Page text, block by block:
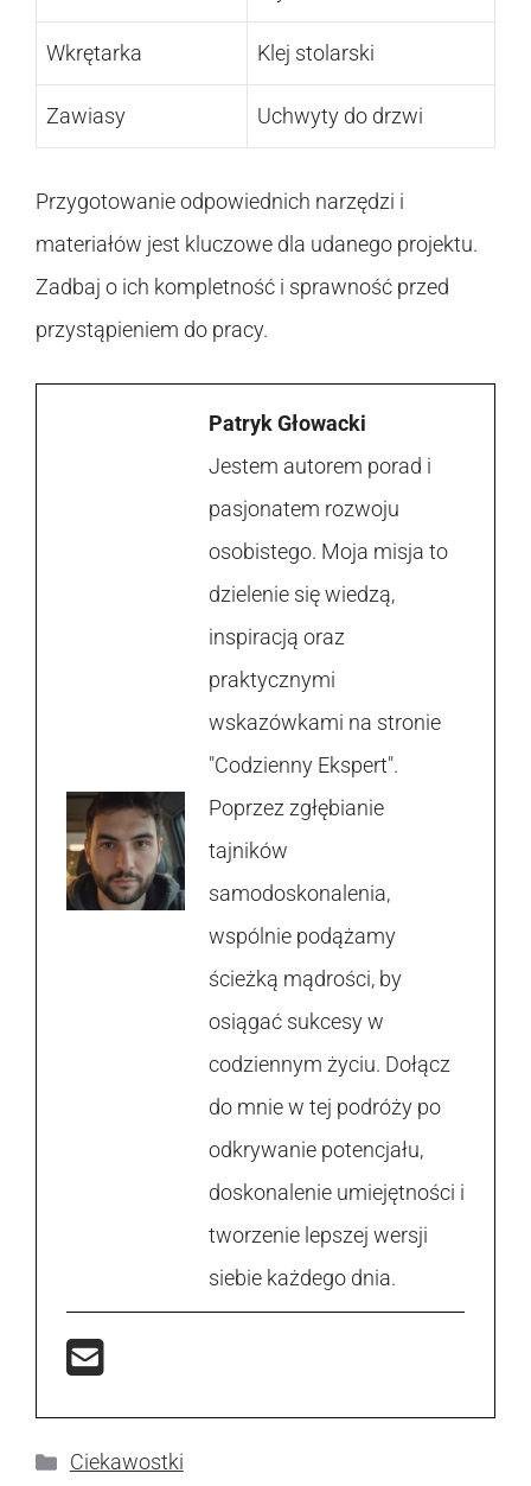
Wkrętarka Klej stolarski
Zawiasy Uchwyty do drzwi
Przygotowanie odpowiednich narzędzi i
materiałów jest kluczowe dla udanego projektu.
Zadbaj o ich kompletność i sprawność przed
przystąpieniem do pracy.
Patryk Głowacki
Jestem autorem porad i
pasjonatem rozwoju
osobistego. Moja misja to
dzielenie się wiedzą,
inspiracją oraz
praktycznymi
wskazówkami na stronie
"Codzienny Ekspert".
Poprzez zgłębianie
tajników
samodoskonalenia,
wspólnie podążamy
ścieżką mądrości, by
osiągać sukcesy w
codziennym życiu. Dołącz
do mnie w tej podróży po
odkrywanie potencjału,
doskonalenie umiejętności i
tworzenie lepszej wersji
siebie każdego dnia.
Kategorie
Ciekawostki